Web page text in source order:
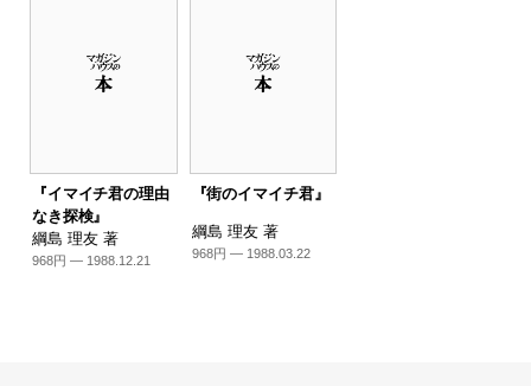
『イマイチ君の理由
なき探検』
綱島 理友 著
968円 — 1988.12.21
『街のイマイチ君』
綱島 理友 著
968円 — 1988.03.22